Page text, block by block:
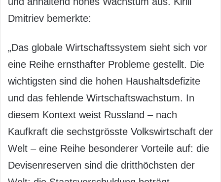
Dmitriev bemerkte:
„Das globale Wirtschaftssystem sieht sich vor
eine Reihe ernsthafter Probleme gestellt. Die
wichtigsten sind die hohen Haushaltsdefizite
und das fehlende Wirtschaftswachstum. In
diesem Kontext weist Russland – nach
Kaufkraft die sechstgrösste Volkswirtschaft der
Welt – eine Reihe besonderer Vorteile auf: die
Devisenreserven sind die dritthöchsten der